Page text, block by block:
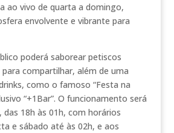
ao vivo de quarta a domingo,
envolvente e vibrante para
poderá saborear petiscos
compartilhar, além de uma
como o famoso “Festa na
“+1Bar”. O funcionamento será
18h às 01h, com horários
e sábado até às 02h, e aos